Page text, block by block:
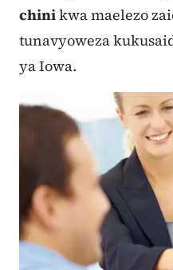
chinikwa maelezo
tunavyoweza
ya Iowa.